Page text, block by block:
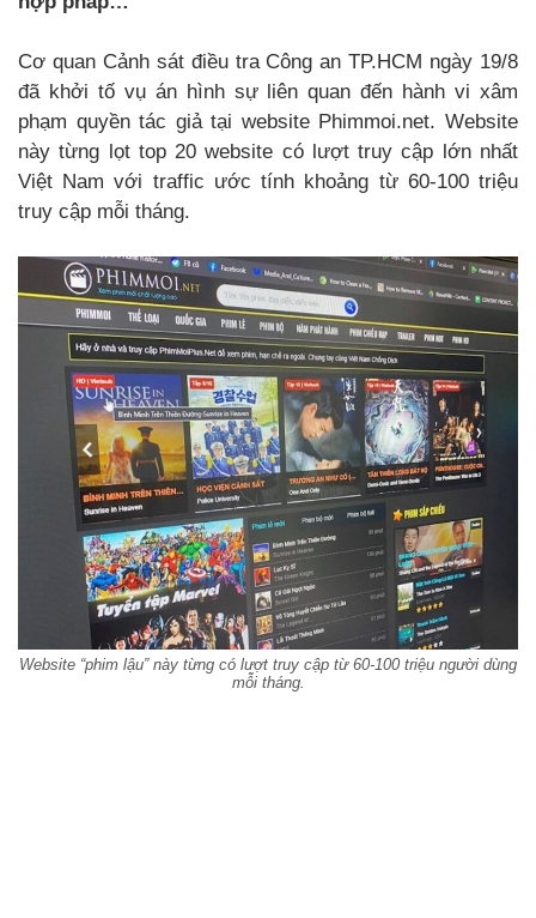
Cơ quan Cảnh sát điều tra Công an TP.HCM ngày 19/8
đã khởi tố vụ án hình sự liên quan đến hành vi xâm
phạm quyền tác giả tại website Phimmoi.net. Website
này từng lọt top 20 website có lượt truy cập lớn nhất
Việt Nam với traffic ước tính khoảng từ 60-100 triệu
truy cập mỗi tháng.
Website “phim lậu” này từng có lượt truy cập từ 60-100 triệu người dùng
mỗi tháng.